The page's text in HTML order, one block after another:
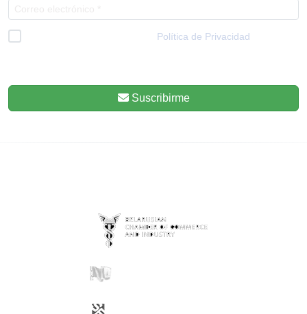
Política de Privacidad
Suscribirme